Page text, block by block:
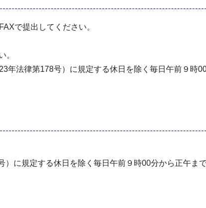
で提出してください。
。
法律第178号）に規定する休日を除く毎日午前９時
に規定する休日を除く毎日午前９時00分から正午ま